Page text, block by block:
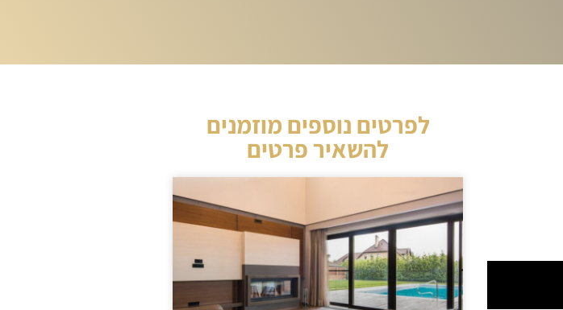
לפרטים נוספים מוזמנים
להשאיר פרטים